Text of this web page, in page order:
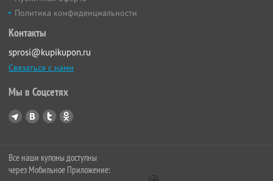
Политика конфиденциальности
Контакты
sprosi@kupikupon.ru
Связаться с нами
Мы в Соцсетях
Все наши купоны доступны
через Мобильное Приложение: